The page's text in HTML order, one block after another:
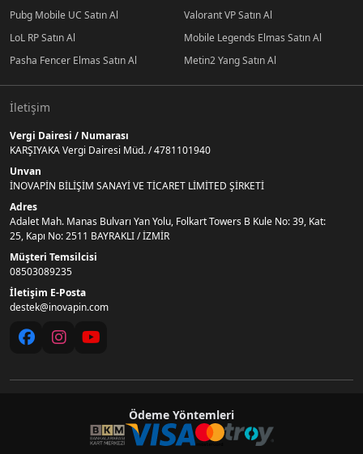
Pubg Mobile UC Satın Al
Valorant VP Satın Al
LoL RP Satın Al
Mobile Legends Elmas Satın Al
Pasha Fencer Elmas Satın Al
Metin2 Yang Satın Al
İletişim
Vergi Dairesi / Numarası
KARŞIYAKA Vergi Dairesi Müd. / 4781101940
Unvan
İNOVAPİN BİLİŞİM SANAYİ VE TİCARET LİMİTED ŞİRKETİ
Adres
Adalet Mah. Manas Bulvarı Yan Yolu, Folkart Towers B Kule No: 39, Kat:
25, Kapı No: 2511 BAYRAKLI / İZMİR
Müşteri Temsilcisi
08503089235
İletişim E-Posta
destek@inovapin.com
Ödeme Yöntemleri